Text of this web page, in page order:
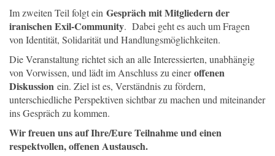
Im zweiten Teil folgt ein Gespräch mit Mitgliedern der
iranischen Exil-Community. Dabei geht es auch um Fragen
von Identität, Solidarität und Handlungsmöglichkeiten.
Die Veranstaltung richtet sich an alle Interessierten, unabhängig
von Vorwissen, und lädt im Anschluss zu eineroffenen
Diskussion ein. Ziel ist es, Verständnis zu fördern,
unterschiedliche Perspektiven sichtbar zu machen und miteinander
ins Gespräch zu kommen.
Wir freuen uns auf Ihre/Eure Teilnahme und einen
respektvollen, offenen Austausch.